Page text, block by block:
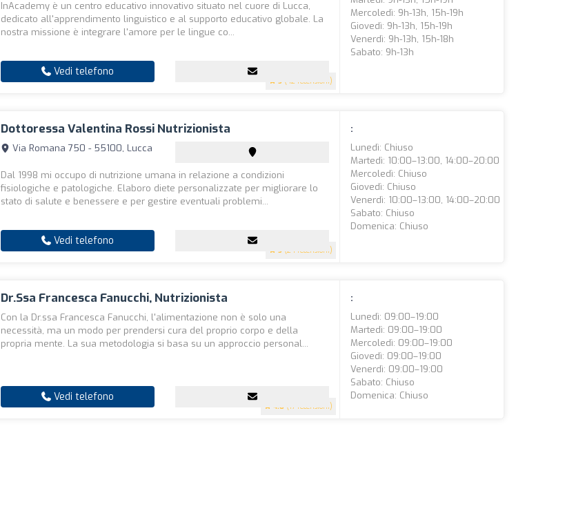
5 (42 recensioni)
InAcademy è un centro educativo innovativo situato nel cuore di Lucca,
dedicato all'apprendimento linguistico e al supporto educativo globale. La
nostra missione è integrare l'amore per le lingue co...
Vedi telefono
Mercoledì: 9h-13h, 15h-19h
Giovedì: 9h-13h, 15h-19h
Venerdì: 9h-13h, 15h-18h
Sabato: 9h-13h
Dottoressa Valentina Rossi Nutrizionista
5 (24 recensioni)
Via Romana 750 - 55100, Lucca
Dal 1998 mi occupo di nutrizione umana in relazione a condizioni
fisiologiche e patologiche. Elaboro diete personalizzate per migliorare lo
stato di salute e benessere e per gestire eventuali problemi...
Vedi telefono
:
Lunedì: Chiuso
Martedì: 10:00–13:00, 14:00–20:00
Mercoledì: Chiuso
Giovedì: Chiuso
Venerdì: 10:00–13:00, 14:00–20:00
Sabato: Chiuso
Domenica: Chiuso
Dr.ssa Francesca Fanucchi, Nutrizionista
4.8 (17 recensioni)
Con la Dr.ssa Francesca Fanucchi, l'alimentazione non è solo una
necessità, ma un modo per prendersi cura del proprio corpo e della
propria mente. La sua metodologia si basa su un approccio personal...
Vedi telefono
:
Lunedì: 09:00–19:00
Martedì: 09:00–19:00
Mercoledì: 09:00–19:00
Giovedì: 09:00–19:00
Venerdì: 09:00–19:00
Sabato: Chiuso
Domenica: Chiuso